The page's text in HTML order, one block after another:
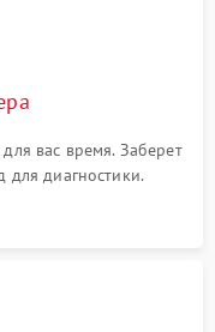
вас время. Заберет
для диагностики.